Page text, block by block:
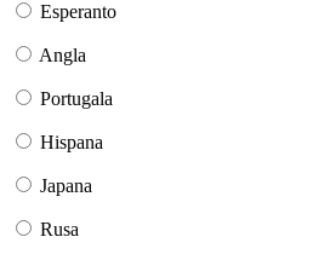
Esperanto
Angla
Portugala
Hispana
Japana
Rusa